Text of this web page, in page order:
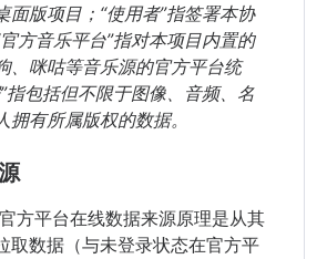
面版项目；“使用者”指签署本协
方音乐平台”指对本项目内置的
、咪咕等音乐源的官方平台统
指包括但不限于图像、音频、名
拥有所属版权的数据。
方平台在线数据来源原理是从其
取数据（与未登录状态在官方平